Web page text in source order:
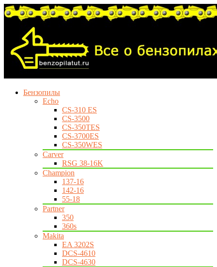
Бензопилы
Echo
CS-310 ES
CS-3500
CS-350TES
CS-3700ES
CS-350WES
Carver
RSG 38-16K
Champion
137-16
142-16
55-18
Partner
350
360s
Makita
EA 3202S
DCS-4610
DCS-4630